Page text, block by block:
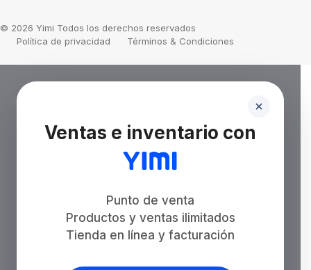
© 2026 Yimi Todos los derechos reservados
Política de privacidad
Términos & Condiciones
Ventas e inventario con
Punto de venta
Productos y ventas ilimitados
Tienda en línea y facturación